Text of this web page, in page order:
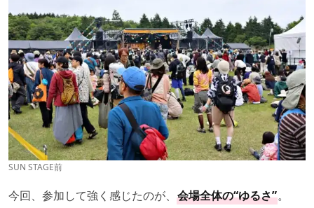
SUN STAGE前
今回、参加して強く感じたのが、 会場全体の“ゆるさ”。